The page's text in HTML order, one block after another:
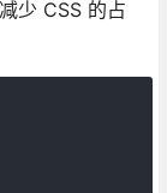
少 CSS 的占